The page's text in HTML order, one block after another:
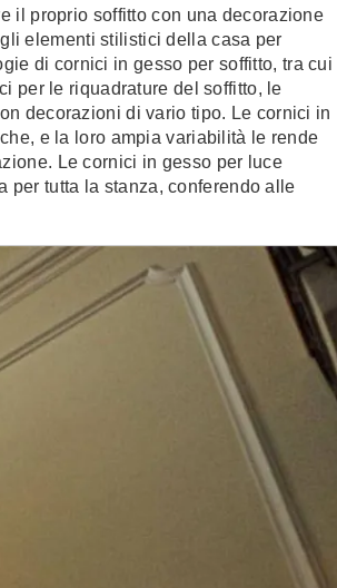
il proprio soffitto con una decorazione
elementi stilistici della casa per
di cornici in gesso per soffitto, tra cui
per le riquadrature del soffitto, le
decorazioni di vario tipo. Le cornici in
e la loro ampia variabilità le rende
Le cornici in gesso per luce
per tutta la stanza, conferendo alle